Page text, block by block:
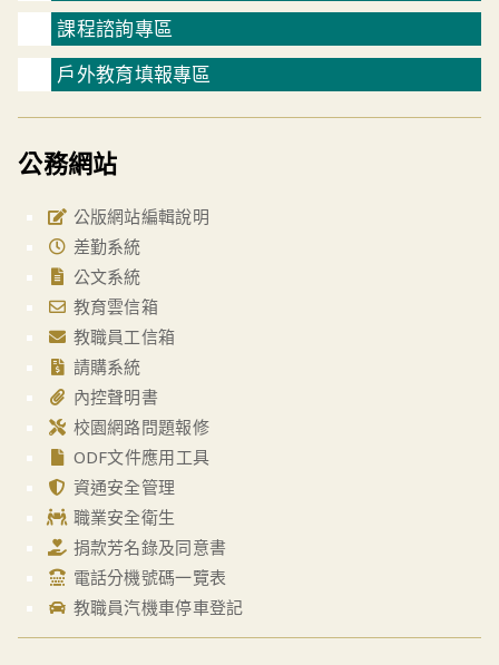
課程諮詢專區
戶外教育填報專區
公務網站
公版網站編輯說明
差勤系統
公文系統
教育雲信箱
教職員工信箱
請購系統
內控聲明書
校園網路問題報修
ODF文件應用工具
資通安全管理
職業安全衛生
捐款芳名錄及同意書
電話分機號碼一覽表
教職員汽機車停車登記